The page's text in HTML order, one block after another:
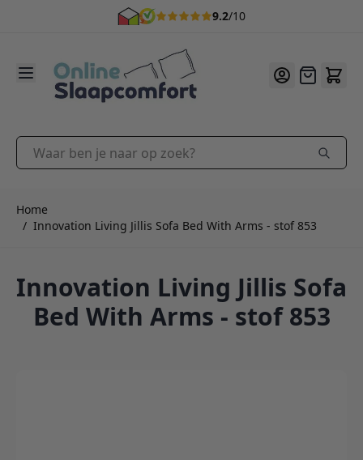
9.2/10
Offerte
Waar ben je naar op zoek?
Home
/ Innovation Living Jillis Sofa Bed With Arms - stof 853
Innovation Living Jillis Sofa
Bed With Arms - stof 853